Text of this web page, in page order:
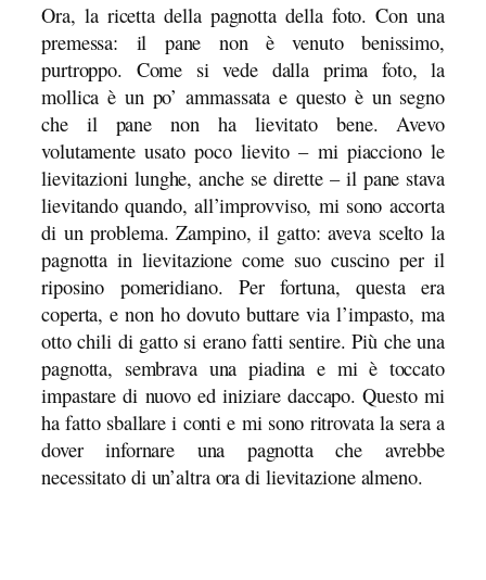
Ora, la ricetta della pagnotta della foto. Con una
premessa: il pane non è venuto benissimo,
purtroppo. Come si vede dalla prima foto, la
mollica è un po’ ammassata e questo è un segno
che il pane non ha lievitato bene. Avevo
volutamente usato poco lievito – mi piacciono le
lievitazioni lunghe, anche se dirette – il pane stava
lievitando quando, all’improvviso, mi sono accorta
di un problema. Zampino, il gatto: aveva scelto la
pagnotta in lievitazione come suo cuscino per il
riposino pomeridiano. Per fortuna, questa era
coperta, e non ho dovuto buttare via l’impasto, ma
otto chili di gatto si erano fatti sentire. Più che una
pagnotta, sembrava una piadina e mi è toccato
impastare di nuovo ed iniziare daccapo. Questo mi
ha fatto sballare i conti e mi sono ritrovata la sera a
dover infornare una pagnotta che avrebbe
necessitato di un’altra ora di lievitazione almeno.